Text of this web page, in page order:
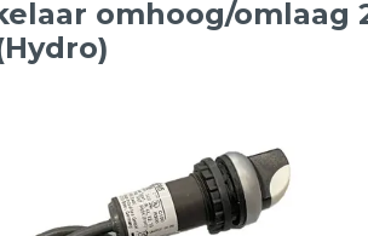
omhoog/omlaag